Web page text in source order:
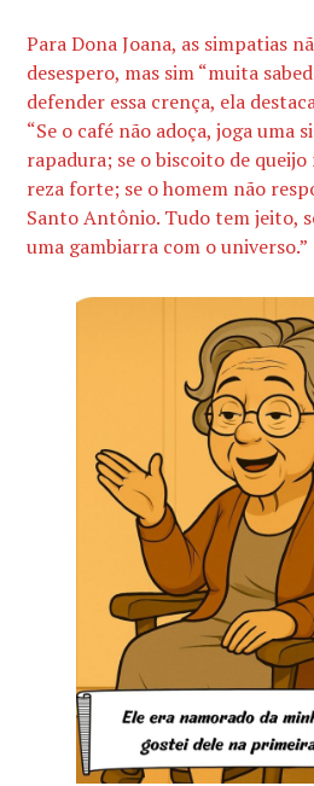
Para Dona Joana, as simpatias
desespero, mas sim “muita
defender essa crença, ela
“Se o café não adoça, joga uma
rapadura; se o biscoito de queijo
reza forte; se o homem não
Santo Antônio. Tudo tem jeito,
uma gambiarra com o universo.”